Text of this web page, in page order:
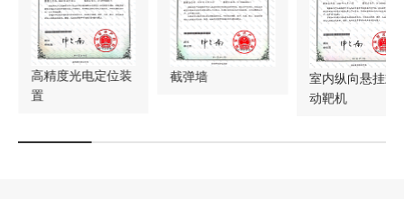
高精度光电定位装
置
截弹墙
室内纵向悬挂式
动靶机